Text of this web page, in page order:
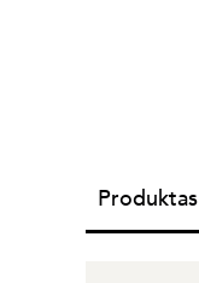
Produktas